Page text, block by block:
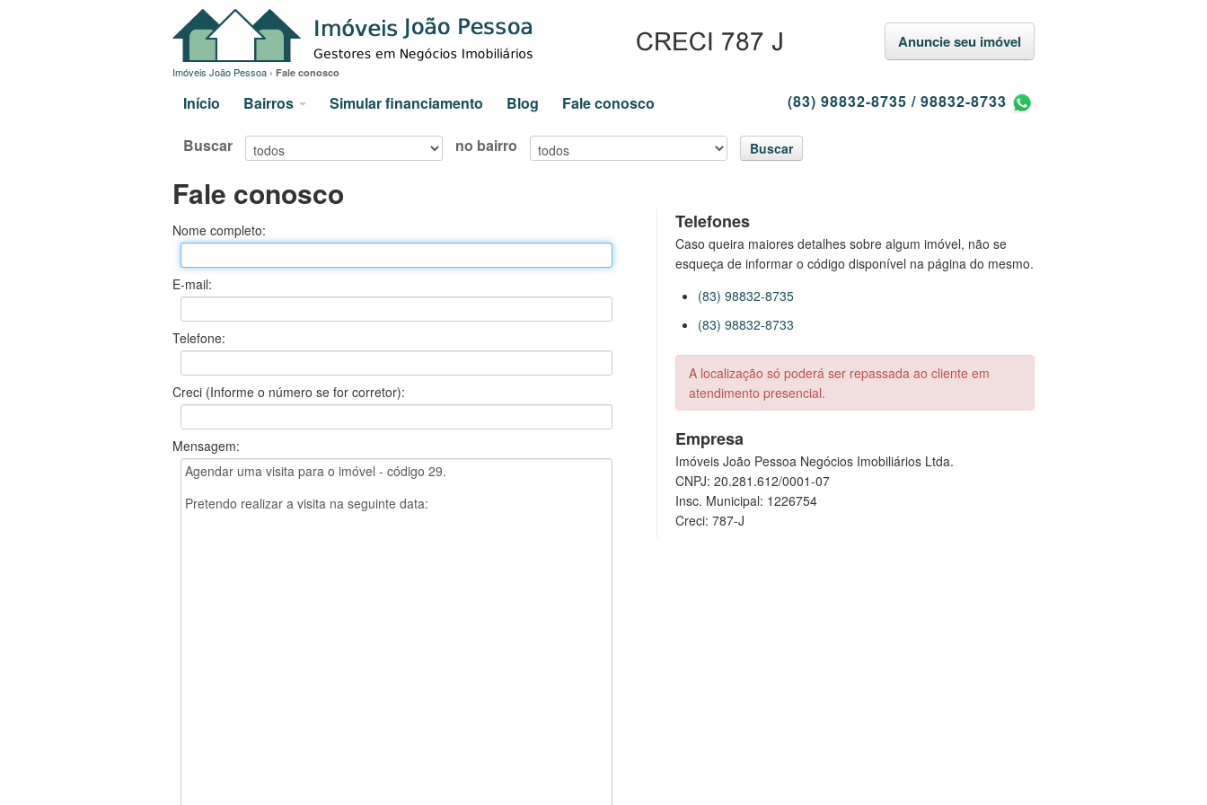
Anuncie seu imóvel
Imóveis João Pessoa › Fale conosco
Início Bairros Simular financiamento Blog Fale conosco (83) 98832-8735 / 98832-8733
Buscar no bairro Buscar
Fale conosco
Telefones
Caso queira maiores detalhes sobre algum imóvel, não se
esqueça de informar o código disponível na página do mesmo.
(83) 98832-8735
(83) 98832-8733
A localização só poderá ser repassada ao cliente em
atendimento presencial.
Empresa
Imóveis João Pessoa Negócios Imobiliários Ltda.
CNPJ: 20.281.612/0001-07
Insc. Municipal: 1226754
Creci: 787-J
Nome completo:
E-mail:
Telefone:
Creci (Informe o número se for corretor):
Mensagem: